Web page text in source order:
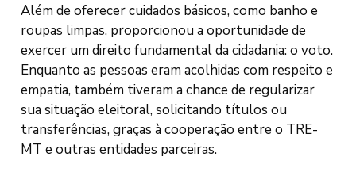
Além de oferecer cuidados básicos, como banho e
roupas limpas, proporcionou a oportunidade de
exercer um direito fundamental da cidadania: o voto.
Enquanto as pessoas eram acolhidas com respeito e
empatia, também tiveram a chance de regularizar
sua situação eleitoral, solicitando títulos ou
transferências, graças à cooperação entre o TRE-
MT e outras entidades parceiras.